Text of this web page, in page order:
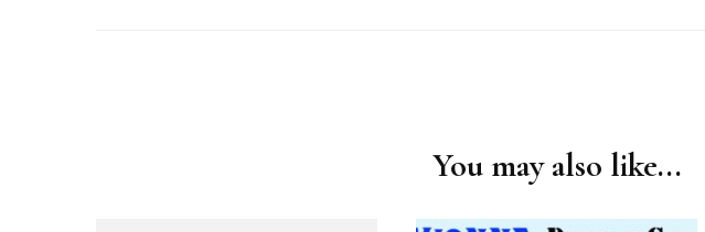
You may also like...